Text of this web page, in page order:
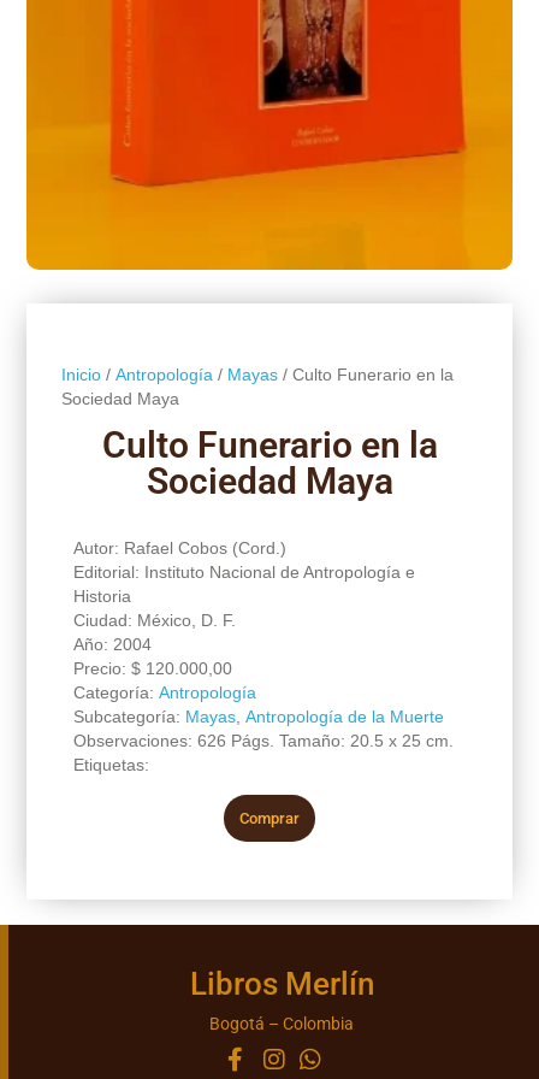
Inicio/ Antropología / Mayas/ Culto Funerario en la
Sociedad Maya
Culto Funerario en la
Sociedad Maya
Autor: Rafael Cobos (Cord.)
Editorial: Instituto Nacional de Antropología e
Historia
Ciudad: México, D. F.
Año: 2004
Precio: $120.000,00
Categoría: Antropología
Subcategoría: Mayas, Antropología de la Muerte
Observaciones: 626 Págs. Tamaño: 20.5 x 25 cm.
Etiquetas:
Comprar
Libros Merlín
Bogotá – Colombia